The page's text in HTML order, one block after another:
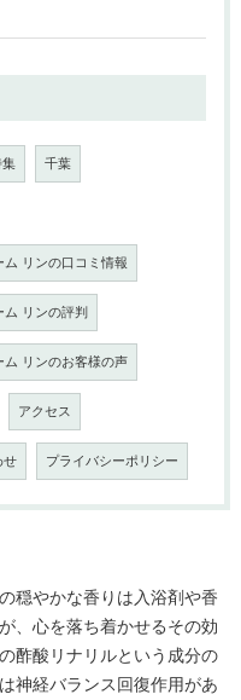
千葉
リンの口コミ情報
リンの評判
リンのお客様の声
アクセス
せ プライバシーポリシー
穏やかな香りは入浴剤や香
、心を落ち着かせるその効
酢酸リナリルという成分の
神経バランス回復作用があ